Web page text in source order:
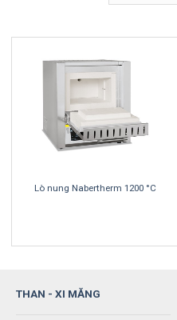
Lò nung Nabertherm 1200 °C
THAN - XI MĂNG